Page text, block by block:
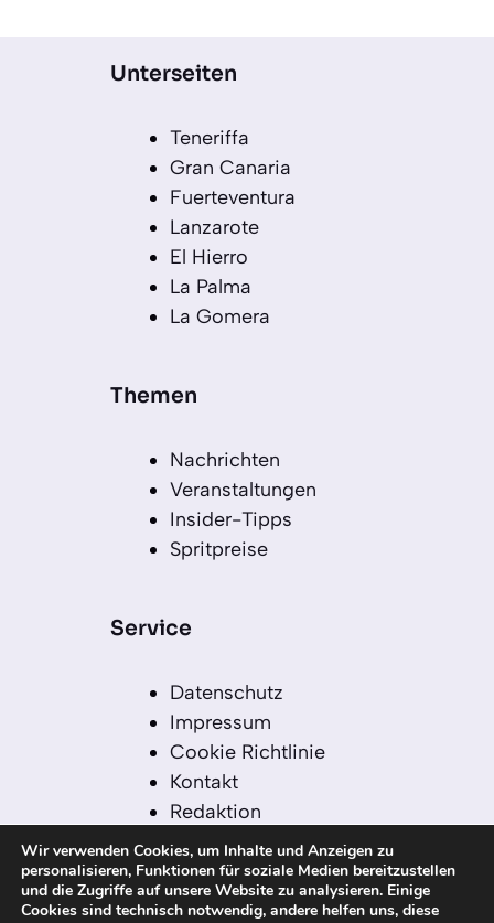
Unterseiten
Teneriffa
Gran Canaria
Fuerteventura
Lanzarote
El Hierro
La Palma
La Gomera
Themen
Nachrichten
Veranstaltungen
Insider-Tipps
Spritpreise
Service
Datenschutz
Impressum
Cookie Richtlinie
Kontakt
Redaktion
Redaktionelle Leitlinien
Sitemap
Einsatz von KI in der
Wir verwenden Cookies, um Inhalte und Anzeigen zu
personalisieren, Funktionen für soziale Medien bereitzustellen
und die Zugriffe auf unsere Website zu analysieren. Einige
Cookies sind technisch notwendig, andere helfen uns, diese